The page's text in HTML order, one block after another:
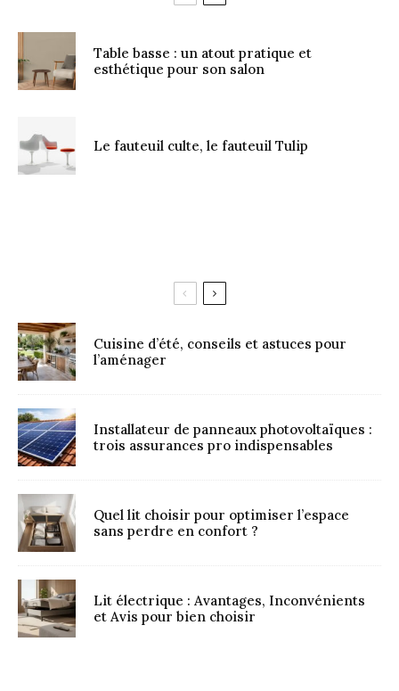
Table basse : un atout pratique et
esthétique pour son salon
Le fauteuil culte, le fauteuil Tulip
Cuisine d’été, conseils et astuces pour
l’aménager
Installateur de panneaux photovoltaïques :
trois assurances pro indispensables
Quel lit choisir pour optimiser l’espace
sans perdre en confort ?
Lit électrique : Avantages, Inconvénients
et Avis pour bien choisir